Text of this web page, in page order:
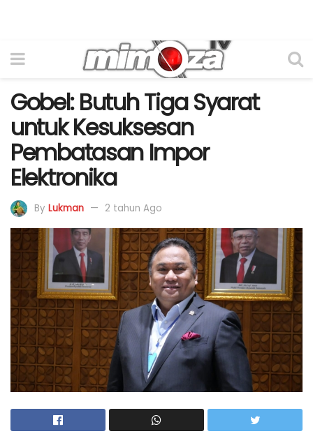
Gobel: Butuh Tiga Syarat
untuk Kesuksesan
Pembatasan Impor
Elektronika
By Lukman 2 tahun Ago